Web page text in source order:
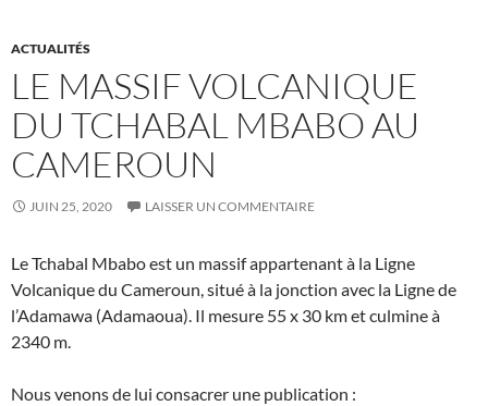
ACTUALITÉS
LE MASSIF VOLCANIQUE
DU TCHABAL MBABO AU
CAMEROUN
JUIN 25, 2020 LAISSER UN COMMENTAIRE
Le Tchabal Mbabo est un massif appartenant à la Ligne
Volcanique du Cameroun, situé à la jonction avec la Ligne de
l’Adamawa (Adamaoua). Il mesure 55 x 30 km et culmine à
2340 m.
Nous venons de lui consacrer une publication :